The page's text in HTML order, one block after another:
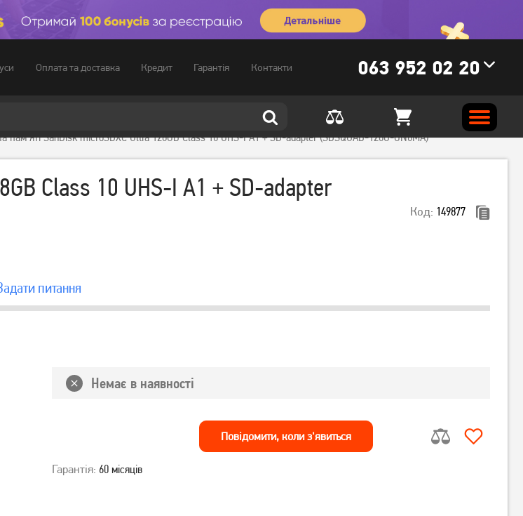
Оплата та доставка Кредит Гарантія Контакти 063 952 02 20
пам'яті SanDisk microSDXC Ultra 128GB Class 10 UHS-I A1 + SD-adapter (SDSQUAB-128G-GN6MA)
Class 10 UHS-I A1 + SD-adapter
Код: 149877
питання
Немає в наявності
Повiдомити, коли з'явиться
Гарантія: 60 місяців